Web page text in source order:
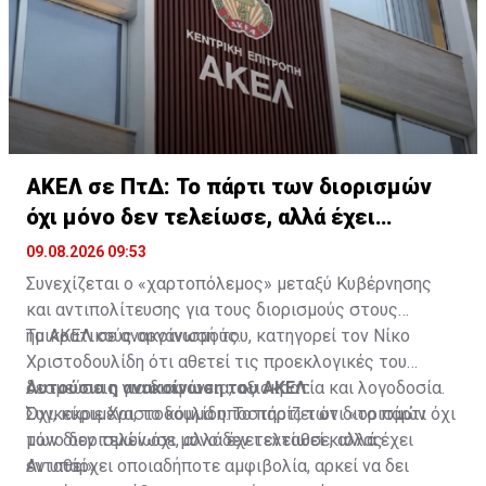
ΑΚΕΛ σε ΠτΔ: Το πάρτι των διορισμών
όχι μόνο δεν τελείωσε, αλλά έχει
ενταθεί
09.08.2026 09:53
Συνεχίζεται ο «χαρτοπόλεμος» μεταξύ Κυβέρνησης
και αντιπολίτευσης για τους διορισμούς στους
ημικρατικούς οργανισμούς.
Το ΑΚΕΛ σε ανακοίνωσή του, κατηγορεί τον Νίκο
Χριστοδουλίδη ότι αθετεί τις προεκλογικές του
δεσμεύσεις για διαφάνεια, αξιοκρατία και λογοδοσία.
Συγκεκριμένα, το κόμμα υποστηρίζει ότι «το πάρτι
των διορισμών όχι μόνο δεν τελείωσε, αλλά έχει
ενταθεί»
Αυτούσια η ανακοίνωση του ΑΚΕΛ:
Όχι, κύριε Χριστοδουλίδη. Το πάρτι των διορισμών όχι
μόνο δεν τελείωσε, αλλά έχει ενταθεί κιόλας.
Αν υπάρχει οποιαδήποτε αμφιβολία, αρκεί να δει